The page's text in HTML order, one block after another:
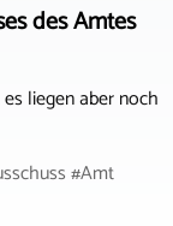
des Amtes
liegen aber noch
#Amt